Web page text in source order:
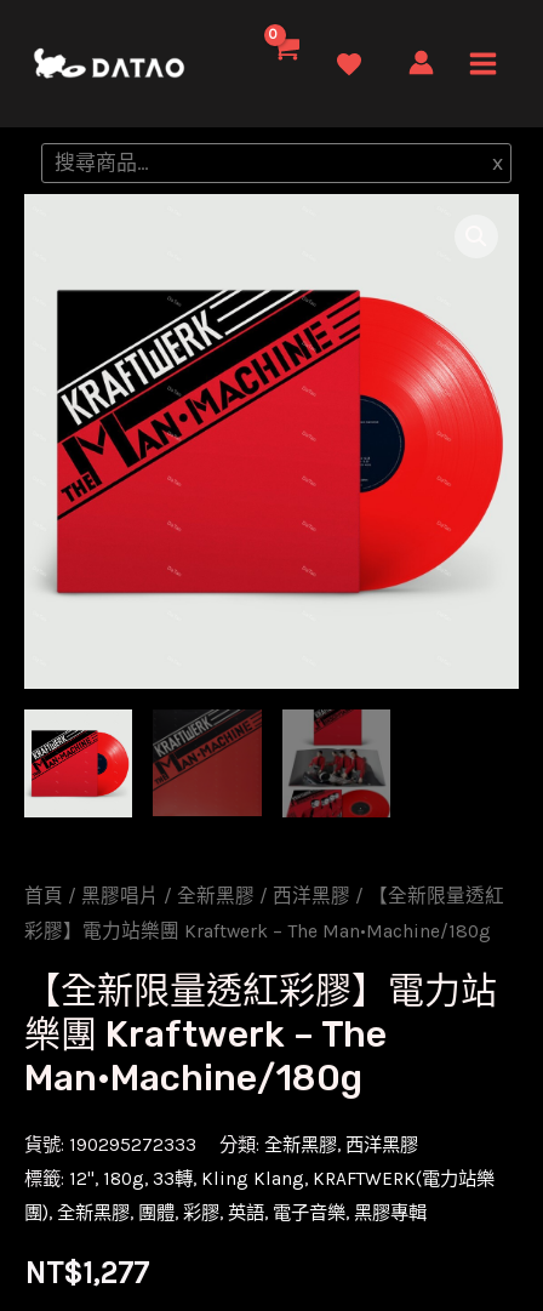
要
Menu
搜
尋
x
首頁 / 黑膠唱片 / 全新黑膠 / 西洋黑膠 / 【全新限量透紅
彩膠】電力站樂團 Kraftwerk – The Man•Machine/180g
【全新限量透紅彩膠】電力站
樂團 Kraftwerk – The
Man•Machine/180g
貨號: 190295272333 分類: 全新黑膠, 西洋黑膠
標籤: 12'', 180g, 33轉, Kling Klang, KRAFTWERK(電力站樂
團), 全新黑膠, 團體, 彩膠, 英語, 電子音樂, 黑膠專輯
NT$1,277